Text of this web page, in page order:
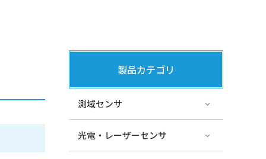
製品カテゴリ
測域センサ
光電・レーザーセンサ